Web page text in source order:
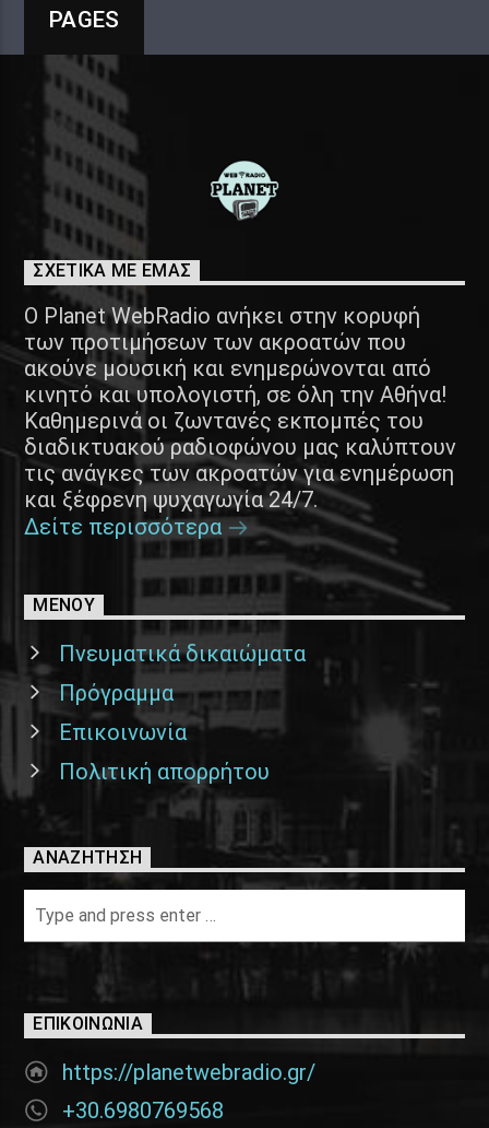
PAGES
ΣΧΕΤΙΚΑ ΜΕ ΕΜΑΣ
Ο Planet WebRadio ανήκει στην κορυφή
των προτιμήσεων των ακροατών που
ακούνε μουσική και ενημερώνονται από
κινητό και υπολογιστή, σε όλη την Αθήνα!
Καθημερινά οι ζωντανές εκπομπές του
διαδικτυακού ραδιοφώνου μας καλύπτουν
τις ανάγκες των ακροατών για ενημέρωση
και ξέφρενη ψυχαγωγία 24/7.
Δείτε περισσότερα
ΜΕΝΟΥ
Πνευματικά δικαιώματα
Πρόγραμμα
Επικοινωνία
Πολιτική απορρήτου
ΑΝΑΖΉΤΗΣΗ
ΕΠΙΚΟΙΝΩΝΊΑ
https://planetwebradio.gr/
+30.6980769568